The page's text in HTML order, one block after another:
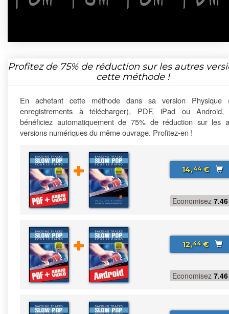
Profitez de 75%de réduction sur les autres
cette méthode !
En achetant cette méthode dans sa version Physique
enregistrements à télécharger), PDF, iPad ou Android,
bénéficiez automatiquement de 75% de réduction sur les
versions numériques du même ouvrage. Profitez-en !
14,44€
Economisez 7.46
12,44€
Economisez 7.46